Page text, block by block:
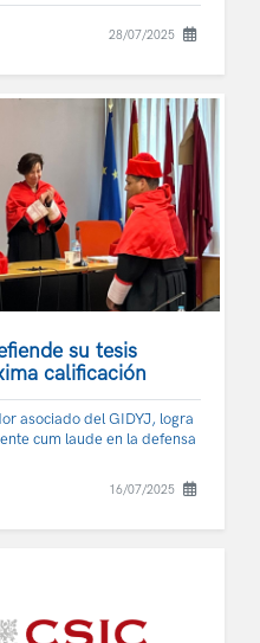
28/07/2025
su tesis
calificación
asociado del GIDYJ, logra
cum laude en la defensa
16/07/2025